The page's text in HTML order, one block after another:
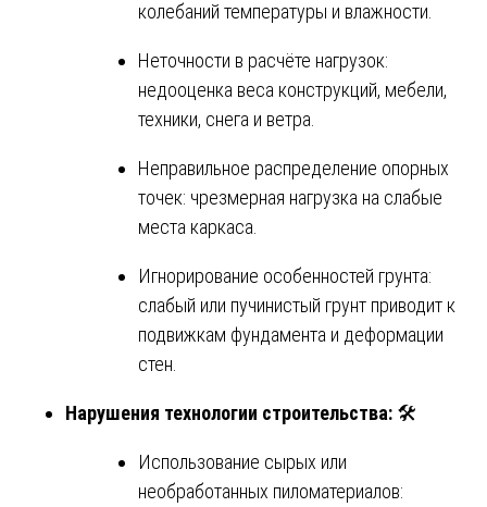
колебаний температуры и влажности.
Неточности в расчёте нагрузок:
недооценка веса конструкций, мебели,
техники, снега и ветра.
Неправильное распределение опорных
точек: чрезмерная нагрузка на слабые
места каркаса.
Игнорирование особенностей грунта:
слабый или пучинистый грунт приводит к
подвижкам фундамента и деформации
стен.
Нарушения технологии строительства: 🛠️
Использование сырых или
необработанных пиломатериалов: